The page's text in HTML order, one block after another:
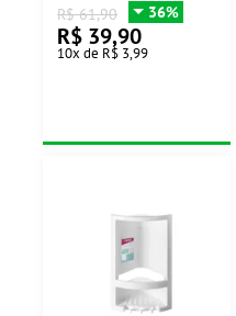
R$ 61,90 36%
R$ 39,90
10x de R$ 3,99